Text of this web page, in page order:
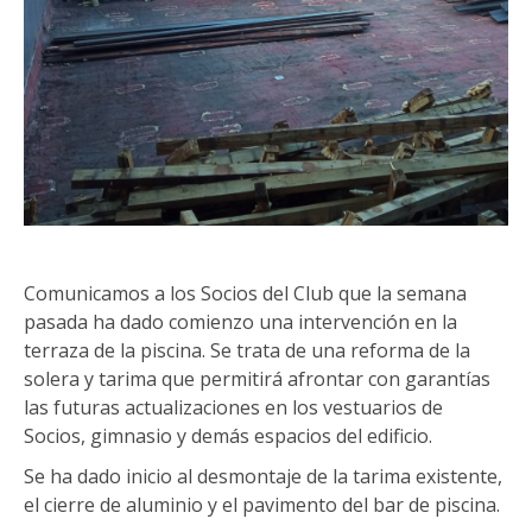
Comunicamos a los Socios del Club que la semana
pasada ha dado comienzo una intervención en la
terraza de la piscina. Se trata de una reforma de la
solera y tarima que permitirá afrontar con garantías
las futuras actualizaciones en los vestuarios de
Socios, gimnasio y demás espacios del edificio.
Se ha dado inicio al desmontaje de la tarima existente,
el cierre de aluminio y el pavimento del bar de piscina.